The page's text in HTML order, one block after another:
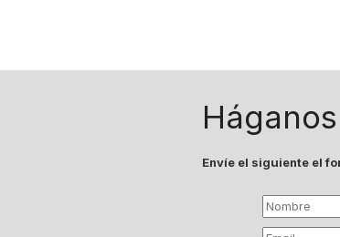
Envíe el siguiente el